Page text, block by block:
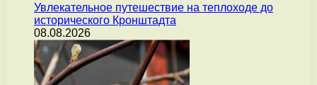
Увлекательное путешествие на теплоходе до
исторического Кронштадта
08.08.2026